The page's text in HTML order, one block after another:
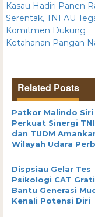
Kasau Hadiri Panen
Serentak, TNI AU
Komitmen Dukung
Ketahanan Pangan
Related Posts
Patkor Malindo Siri
Perkuat Sinergi TNI
dan TUDM
Wilayah Udara
Dispsiau Gelar Tes
Psikologi CAT
Bantu Generasi
Kenali Potensi Diri